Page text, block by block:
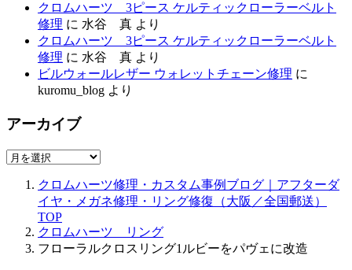
クロムハーツ 3ピース ケルティックローラーベルト
修理 に 水谷 真 より
クロムハーツ 3ピース ケルティックローラーベルト
修理 に 水谷 真 より
ビルウォールレザー ウォレットチェーン修理 に
kuromu_blog より
アーカイブ
ア
クロムハーツ修理・カスタム事例ブログ｜アフターダ
イヤ・メガネ修理・リング修復（大阪／全国郵送）
TOP
クロムハーツ リング
フローラルクロスリング1ルビーをパヴェに改造